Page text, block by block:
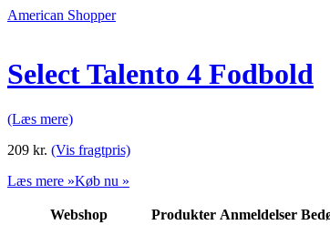
American Shopper
Select Talento 4 Fodbold
(Læs mere)
209 kr. (Vis fragtpris)
Læs mere »Køb nu »
Webshop Produkter Anmeldelser